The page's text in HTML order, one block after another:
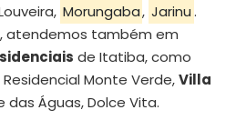
Morungaba, Jarinu.
atendemos também em
de Itatiba, como
Residencial Monte Verde,Villa
das Águas, Dolce Vita.